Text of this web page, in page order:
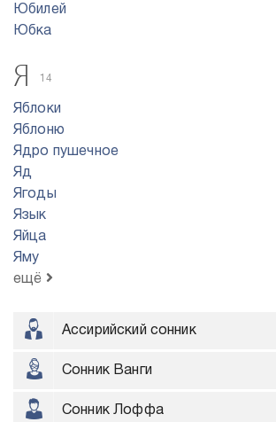
Юбилей
Юбка
Я 14
Яблоки
Яблоню
Ядро пyшeчнoe
Яд
Ягоды
Язык
Яйца
Яму
ещё
Ассирийский сонник
Сонник Ванги
Сонник Лоффа